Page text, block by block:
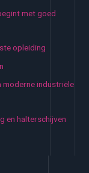
met goed
opleiding
moderne industriële
en halterschijven